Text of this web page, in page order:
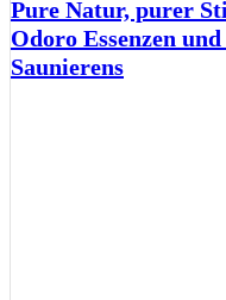
Pure Natur, purer
Odoro Essenzen
Saunierens